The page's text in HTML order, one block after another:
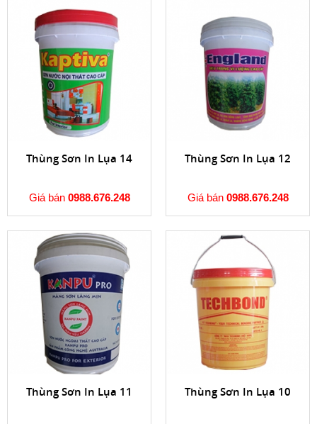
Thùng Sơn In Lụa 14
Giá bán 0988.676.248
Thùng Sơn In Lụa 12
Giá bán 0988.676.248
Thùng Sơn In Lụa 11 Thùng Sơn In Lụa 10